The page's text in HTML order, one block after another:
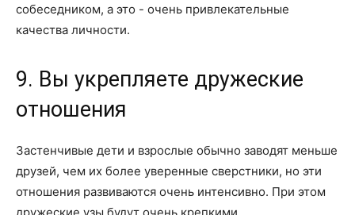
собеседником, а это - очень привлекательные
качества личности.
9. Вы укрепляете дружеские
отношения
Застенчивые дети и взрослые обычно заводят меньше
друзей, чем их более уверенные сверстники, но эти
отношения развиваются очень интенсивно. При этом
дружеские узы будут очень крепкими.